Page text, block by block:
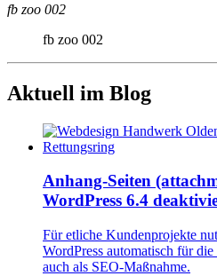
fb zoo 002
fb zoo 002
Aktuell im Blog
Anhang-Seiten
WordPress 6.4
Für etliche Kundenprojekte
WordPress automatisch für
auch als SEO-Maßnahme.